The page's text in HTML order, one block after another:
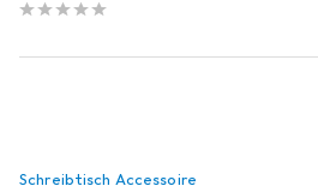
Schreibtisch Accessoire